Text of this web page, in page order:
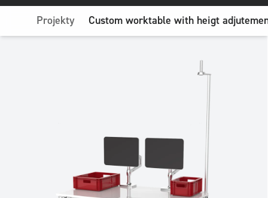
Projekty Custom worktable with heigt